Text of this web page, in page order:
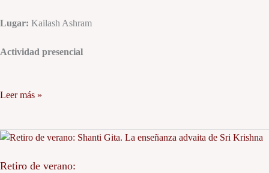
Lugar: Kailash Ashram
Actividad presencial
Leer más »
Retiro de verano:
Retiro
verano: